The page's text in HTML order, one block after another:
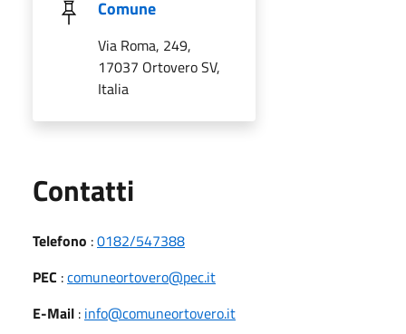
Comune
Via Roma, 249,
17037 Ortovero SV,
Italia
Contatti
Telefono :0182/547388
PEC :comuneortovero@pec.it
E-Mail : info@comuneortovero.it